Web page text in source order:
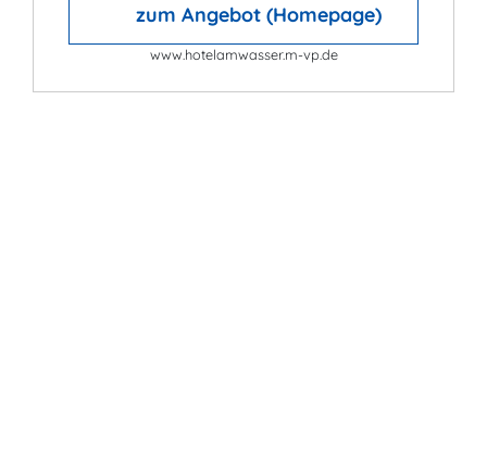
zum Angebot (Homepage)
www.hotelamwasser.m-vp.de